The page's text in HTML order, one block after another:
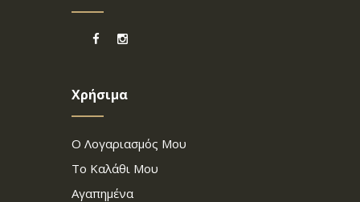
Χρήσιμα
Ο Λογαριασμός Μου
Το Καλάθι Μου
Αγαπημένα